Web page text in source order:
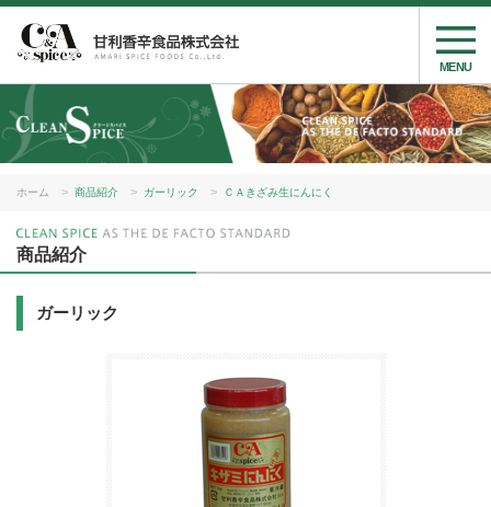
MENU
ホーム 商品紹介 ガーリック ＣＡきざみ生にんにく
商品紹介
ガーリック